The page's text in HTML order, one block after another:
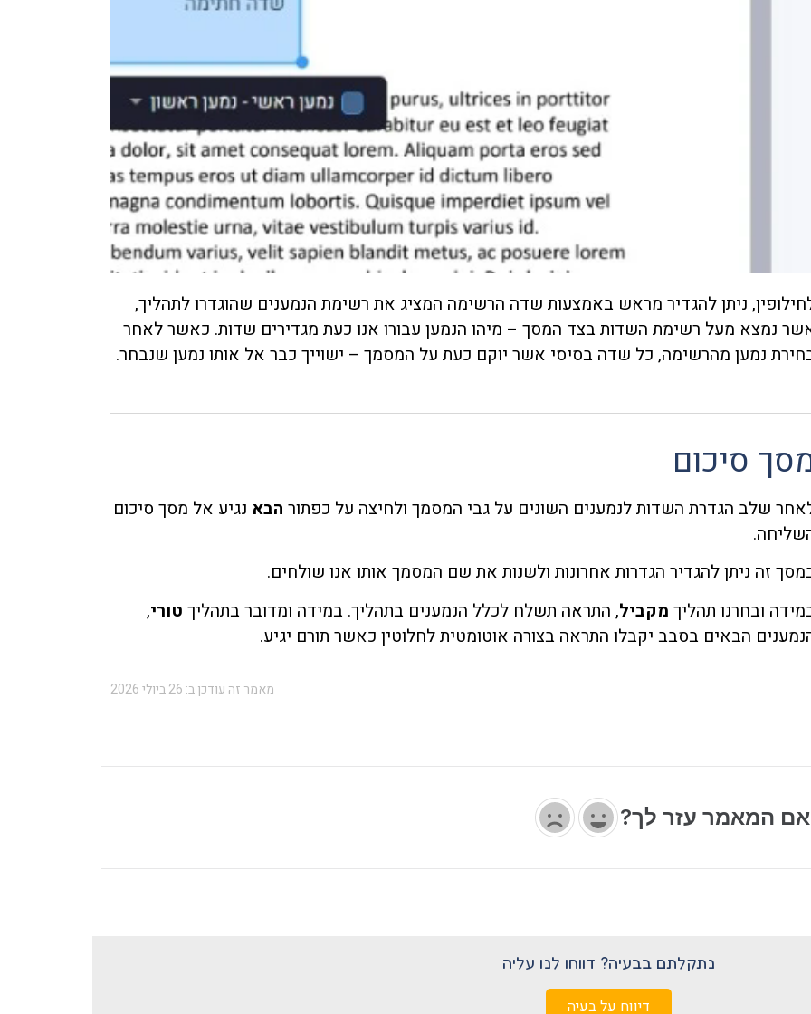
ניתן להגדיר מראש באמצעות שדה הרשימה המציג את רשימת הנמענים שהוגדרו לתהליך,
נמצא מעל רשימת השדות בצד המסך – מיהו הנמען עבורו אנו כעת מגדירים שדות. כאשר לאחר
נמען מהרשימה, כל שדה בסיסי אשר יוקם כעת על המסמך – ישוייך כבר אל אותו נמען שנבחר.
סיכום
שלב הגדרת השדות לנמענים השונים על גבי המסמך ולחיצה על כפתור הבא נגיע אל מסך סיכום
זה ניתן להגדיר הגדרות אחרונות ולשנות את שם המסמך אותו אנו שולחים.
ובחרנו תהליך מקביל, התראה תשלח לכלל הנמענים בתהליך. במידה ומדובר בתהליך טורי,
הבאים בסבב יקבלו התראה בצורה אוטומטית לחלוטין כאשר תורם יגיע.
מאמר זה עודכן ב: 26 ביולי 2026
המאמר עזר לך?
נתקלתם בבעיה? דווחו לנו עליה
דיווח על בעיה